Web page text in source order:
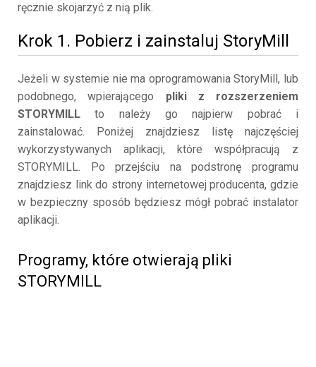
ręcznie skojarzyć z nią plik.
Krok 1. Pobierz i zainstaluj StoryMill
Jeżeli w systemie nie ma oprogramowania StoryMill, lub
podobnego, wpierającego pliki z rozszerzeniem
STORYMILL to należy go najpierw pobrać i
zainstalować. Poniżej znajdziesz listę najczęściej
wykorzystywanych aplikacji, które współpracują z
STORYMILL. Po przejściu na podstronę programu
znajdziesz link do strony internetowej producenta, gdzie
w bezpieczny sposób będziesz mógł pobrać instalator
aplikacji.
Programy, które otwierają pliki
STORYMILL